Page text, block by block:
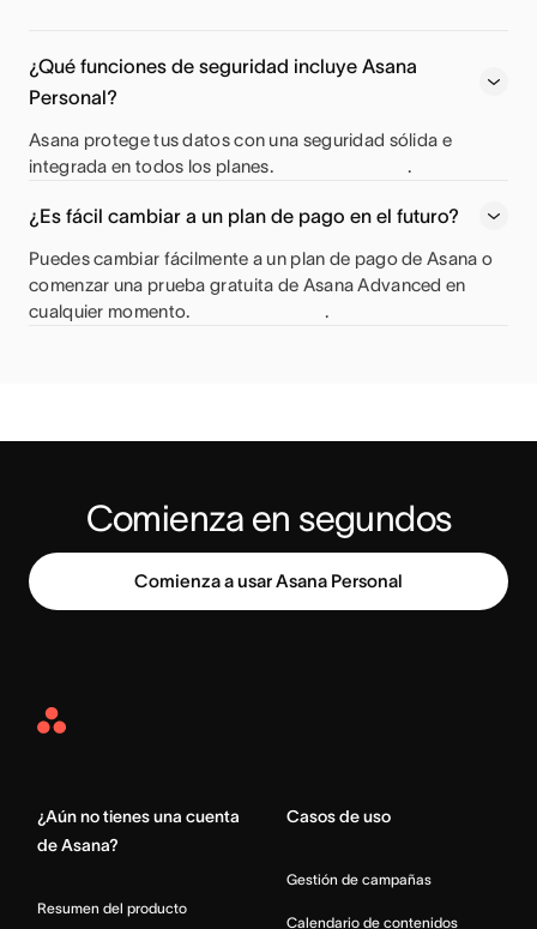
¿Qué funciones de seguridad incluye Asana
Personal?
Asana protege tus datos con una seguridad sólida e
integrada en todos los planes.
.
¿Es fácil cambiar a un plan de pago en el futuro?
Puedes cambiar fácilmente a un plan de pago de Asana o
comenzar una prueba gratuita de Asana Advanced en
cualquier momento.
.
Comienza en segundos
Comienza a usar Asana Personal
Asana
¿Aún no tienes una cuenta
de Asana?
Resumen del producto
Casos de uso
Gestión de campañas
Calendario de contenidos